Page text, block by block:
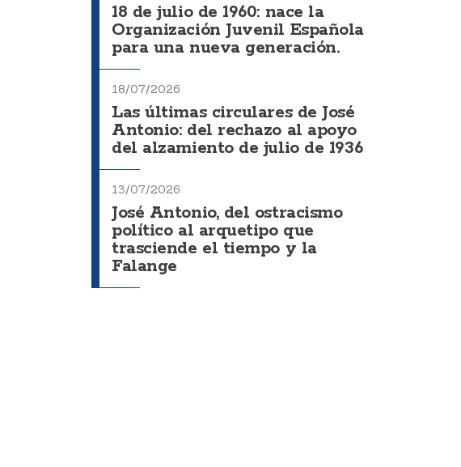
18 de julio de 1960: nace la
Organización Juvenil Española
para una nueva generación.
18/07/2026
Las últimas circulares de José
Antonio: del rechazo al apoyo
del alzamiento de julio de 1936
13/07/2026
José Antonio, del ostracismo
político al arquetipo que
trasciende el tiempo y la
Falange